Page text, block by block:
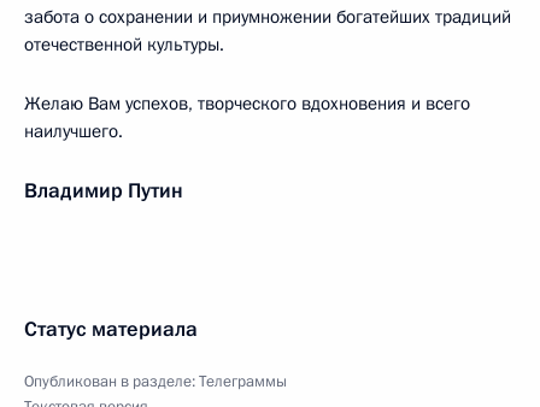
забота о сохранении и приумножении богатейших традиций
отечественной культуры.
Желаю Вам успехов, творческого вдохновения и всего
наилучшего.
Владимир Путин
Статус материала
Опубликован в разделе:Телеграммы